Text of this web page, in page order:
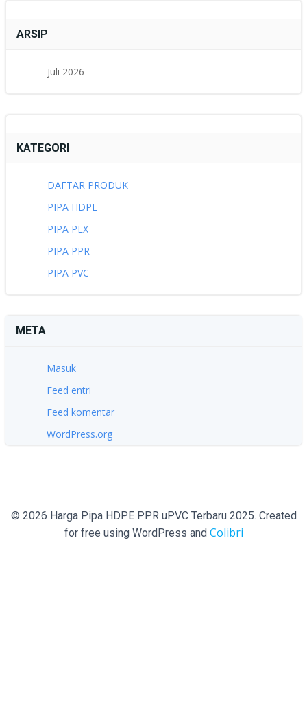
ARSIP
Juli 2026
KATEGORI
DAFTAR PRODUK
PIPA HDPE
PIPA PEX
PIPA PPR
PIPA PVC
META
Masuk
Feed entri
Feed komentar
WordPress.org
© 2026 Harga Pipa HDPE PPR uPVC Terbaru 2025. Created
for free using WordPress and Colibri